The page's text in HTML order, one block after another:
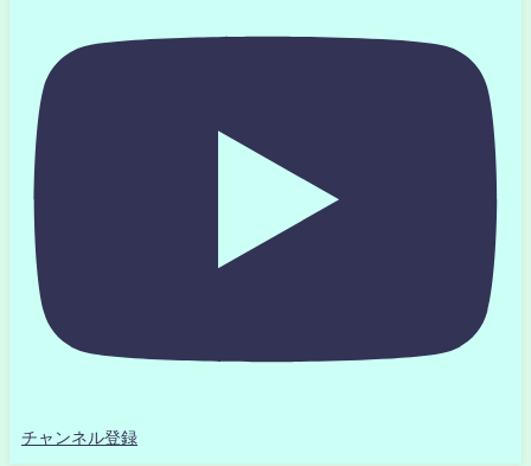
チャンネル登録